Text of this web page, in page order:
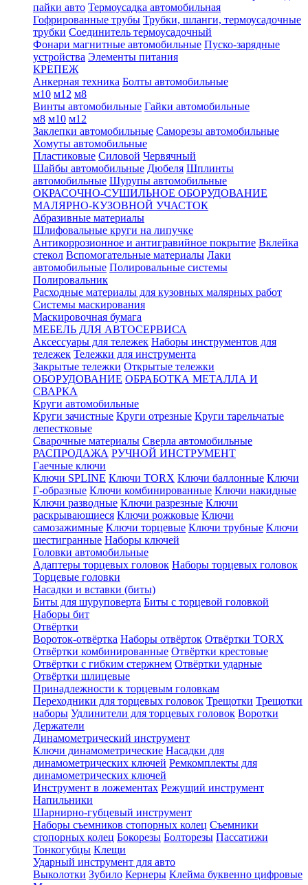
пайки авто Термоусадка автомобильная
Гофрированные трубы Трубки, шланги, термоусадочные
трубки Соединитель термоусадочный
Фонари магнитные автомобильные Пуско-зарядные
устройства Элементы питания
КРЕПЕЖ
Анкерная техника Болты автомобильные
м10 м12 м8
Винты автомобильные Гайки автомобильные
м8 м10 м12
Заклепки автомобильные Саморезы автомобильные
Хомуты автомобильные
Пластиковые Силовой Червячный
Шайбы автомобильные Дюбеля Шплинты
автомобильные Шурупы автомобильные
ОКРАСОЧНО-СУШИЛЬНОЕ ОБОРУДОВАНИЕ
МАЛЯРНО-КУЗОВНОЙ УЧАСТОК
Абразивные материалы
Шлифовальные круги на липучке
Антикоррозионное и антигравийное покрытие Вклейка
стекол Вспомогательные материалы Лаки
автомобильные Полировальные системы
Полировальник
Расходные материалы для кузовных малярных работ
Системы маскирования
Маскировочная бумага
МЕБЕЛЬ ДЛЯ АВТОСЕРВИСА
Аксессуары для тележек Наборы инструментов для
тележек Тележки для инструмента
Закрытые тележки Открытые тележки
ОБОРУДОВАНИЕ ОБРАБОТКА МЕТАЛЛА И
СВАРКА
Круги автомобильные
Круги зачистные Круги отрезные Круги тарельчатые
лепестковые
Сварочные материалы Сверла автомобильные
РАСПРОДАЖА РУЧНОЙ ИНСТРУМЕНТ
Гаечные ключи
Ключи SPLINE Ключи TORX Ключи баллонные Ключи
Г-образные Ключи комбинированные Ключи накидные
Ключи разводные Ключи разрезные Ключи
раскрывающиеся Ключи рожковые Ключи
самозажимные Ключи торцевые Ключи трубные Ключи
шестигранные Наборы ключей
Головки автомобильные
Адаптеры торцевых головок Наборы торцевых головок
Торцевые головки
Насадки и вставки (биты)
Биты для шуруповерта Биты с торцевой головкой
Наборы бит
Отвёртки
Вороток-отвёртка Наборы отвёрток Отвёртки TORX
Отвёртки комбинированные Отвёртки крестовые
Отвёртки с гибким стержнем Отвёртки ударные
Отвёртки шлицевые
Принадлежности к торцевым головкам
Переходники для торцевых головок Трещотки Трещотки
наборы Удлинители для торцевых головок Воротки
Держатели
Динамометрический инструмент
Ключи динамометрические Насадки для
динамометрических ключей Ремкомплекты для
динамометрических ключей
Инструмент в ложементах Режущий инструмент
Напильники
Шарнирно-губцевый инструмент
Наборы съемников стопорных колец Съемники
стопорных колец Бокорезы Болторезы Пассатижи
Тонкогубцы Клещи
Ударный инструмент для авто
Выколотки Зубило Кернеры Клейма буквенно цифровые